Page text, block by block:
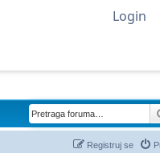
Login
Registruj se